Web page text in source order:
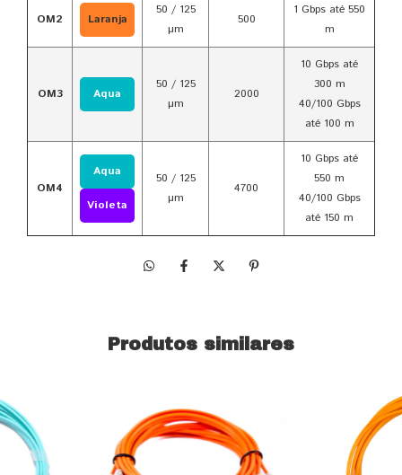
OM2 Laranja
50 / 125
µm
500
1 Gbps até 550
m
OM3 Aqua
50 / 125
µm
2000
10 Gbps até
300 m
40/100 Gbps
até 100 m
OM4
Aqua
Violeta
50 / 125
µm
4700
10 Gbps até
550 m
40/100 Gbps
até 150 m
Produtos similares